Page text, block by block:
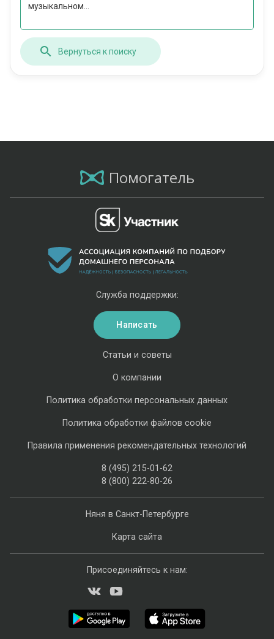
музыкальном...
Вернуться к поиску
Помогатель
Няня в Санкт-Петербурге
Карта сайта
Статьи и советы
О компании
Политика обработки персональных данных
Политика обработки файлов cookie
Правила применения рекомендательных технологий
8 (495) 215-01-62
8 (800) 222-80-26
Служба поддержки:
Написать
Присоединяйтесь к нам: